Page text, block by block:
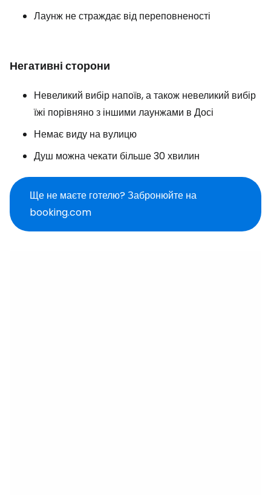
Лаунж не страждає від переповненості
Негативні сторони
Невеликий вибір напоїв, а також невеликий вибір
їжі порівняно з іншими лаунжами в Досі
Немає виду на вулицю
Душ можна чекати більше 30 хвилин
Ще не маєте готелю? Забронюйте на
booking.com